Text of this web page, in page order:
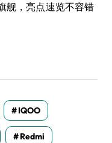
舰，亮点速览不容错
IQOO
Redmi